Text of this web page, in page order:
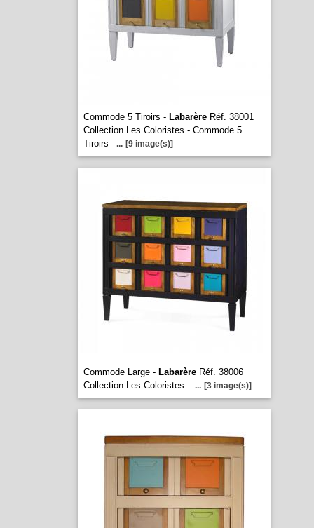
Commode 5 Tiroirs - LabarèreRéf. 38001
Collection Les Coloristes - Commode 5
Tiroirs
... [9 image(s)]
Commode Large - LabarèreRéf. 38006
Collection Les Coloristes
... [3 image(s)]